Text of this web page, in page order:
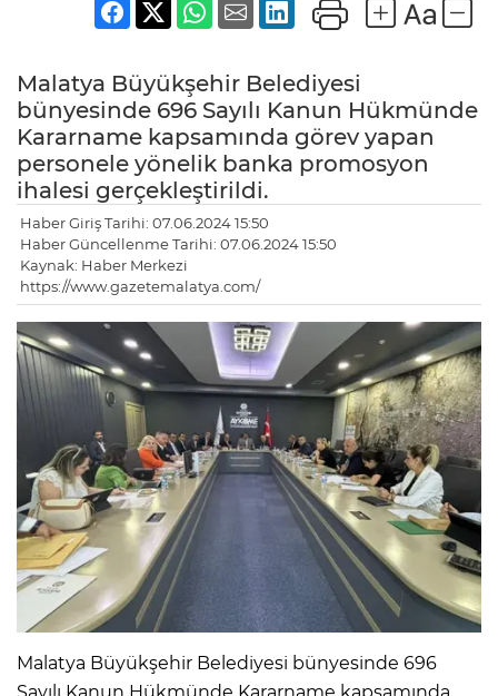
Malatya Büyükşehir Belediyesi
bünyesinde 696 Sayılı Kanun Hükmünde
Kararname kapsamında görev yapan
personele yönelik banka promosyon
ihalesi gerçekleştirildi.
Haber Giriş Tarihi: 07.06.2024 15:50
Haber Güncellenme Tarihi: 07.06.2024 15:50
Kaynak: Haber Merkezi
https://www.gazetemalatya.com/
Malatya Büyükşehir Belediyesi bünyesinde 696